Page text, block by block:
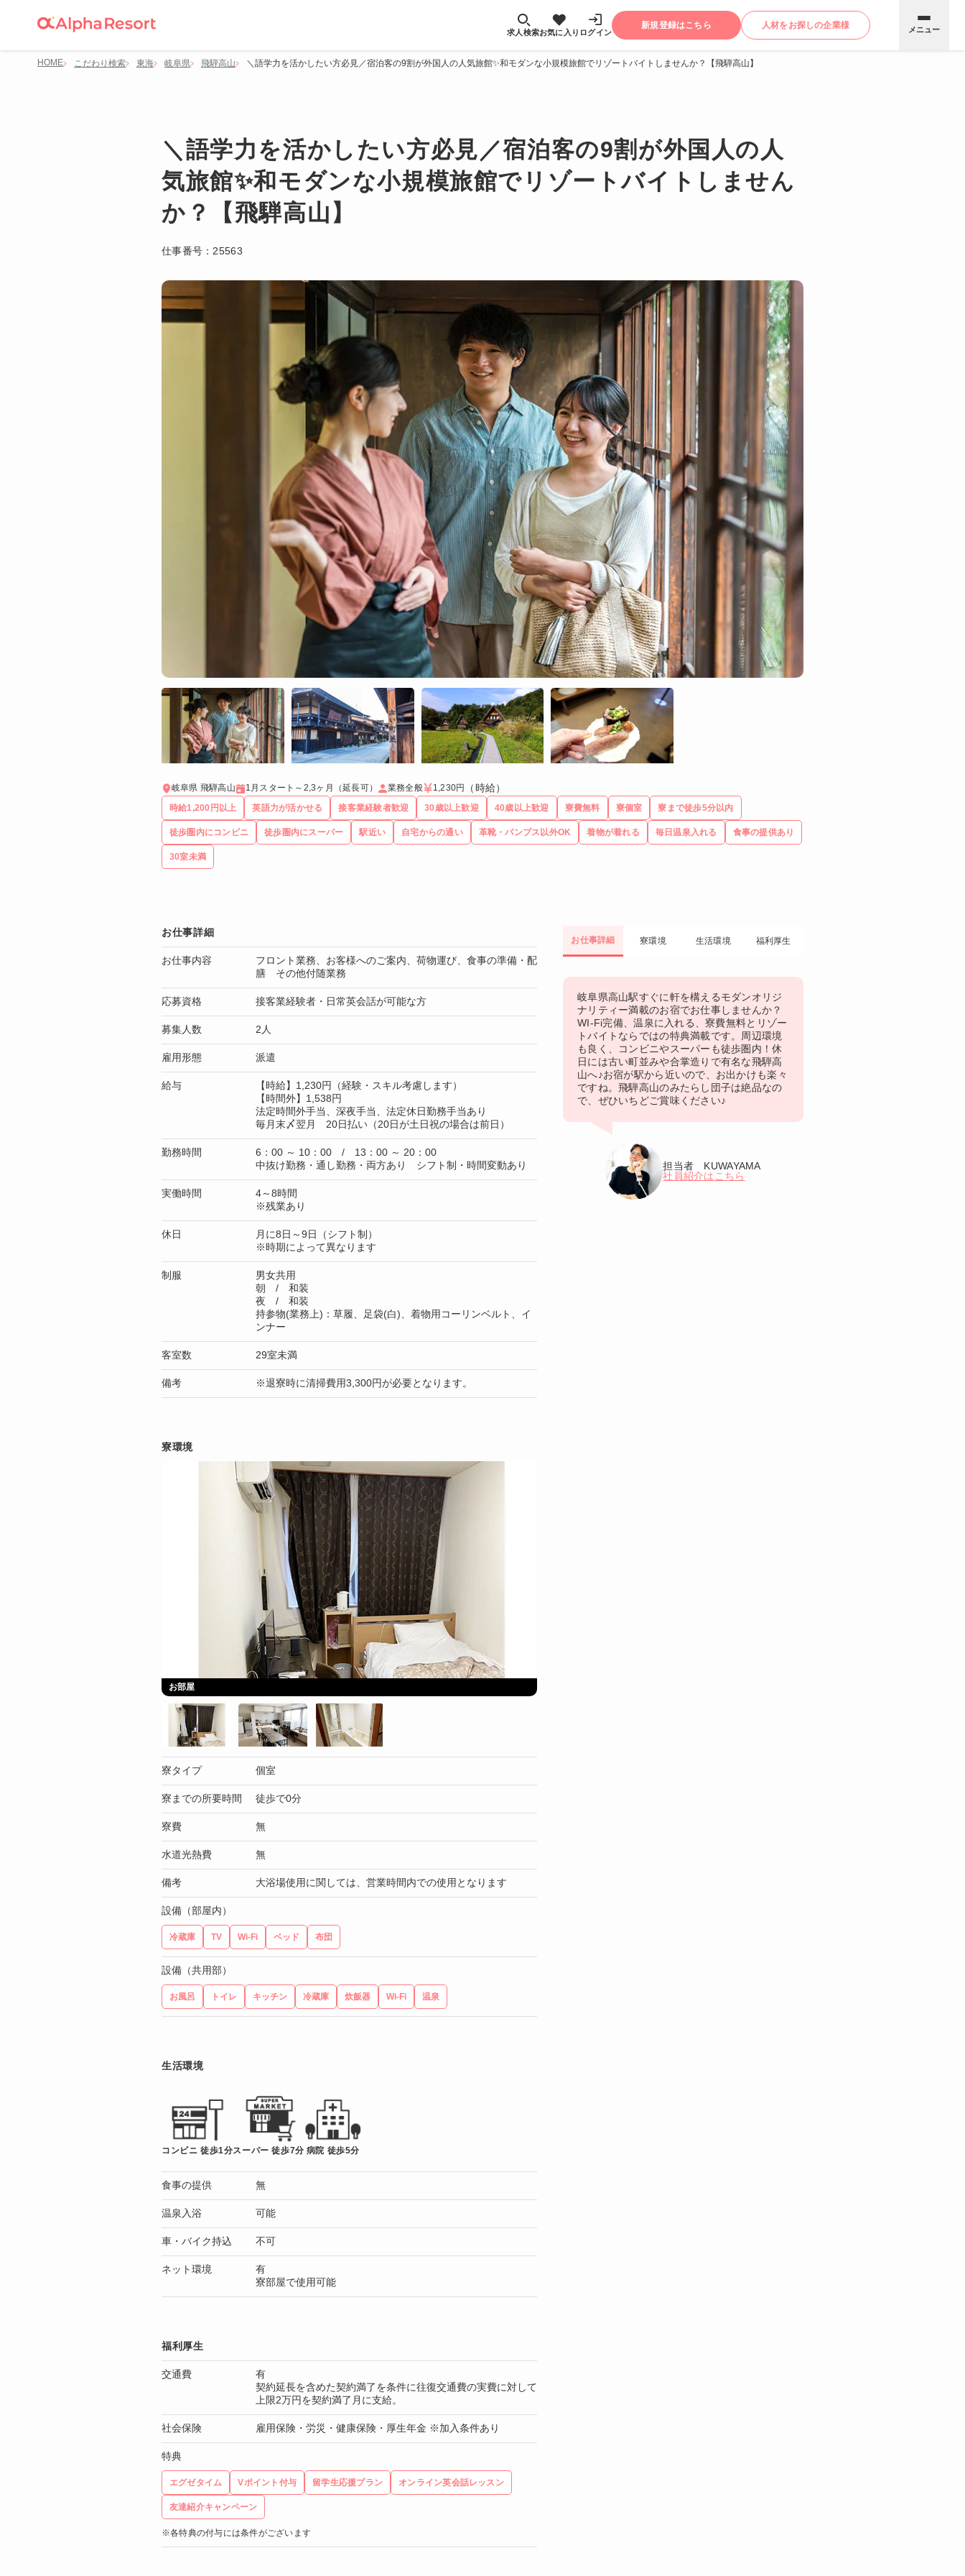
求人検索お気に入り ログイン
新規登録はこちら 人材をお探しの企業様 メニュー
HOME こだわり検索 東海 岐阜県 飛騨高山 ＼語学力を活かしたい方必見／宿泊客の9割が外国人の人気旅館✨和モダンな小規模旅館でリゾートバイトしませんか？【飛騨高山】
＼語学力を活かしたい方必見／宿泊客の9割が外国人の人
気旅館✨和モダンな小規模旅館でリゾートバイトしません
か？【飛騨高山】
仕事番号： 25563
岐阜県 飛騨高山 1月スタート～2,3ヶ月（延長可） 業務全般 1,230円 （時給）
時給1,200円以上 英語力が活かせる 接客業経験者歓迎 30歳以上歓迎 40歳以上歓迎 寮費無料 寮個室 寮まで徒歩5分以内
徒歩圏内にコンビニ 徒歩圏内にスーパー 駅近い 自宅からの通い 革靴・パンプス以外OK 着物が着れる 毎日温泉入れる 食事の提供あり
30室未満
お仕事詳細 寮環境 生活環境 福利厚生
岐阜県高山駅すぐに軒を構えるモダンオリジ
ナリティー満載のお宿でお仕事しませんか？
WI-Fi完備、温泉に入れる、寮費無料とリゾー
トバイトならではの特典満載です。周辺環境
も良く、コンビニやスーパーも徒歩圏内！休
日には古い町並みや合掌造りで有名な飛騨高
山へ♪お宿が駅から近いので、お出かけも楽々
ですね。飛騨高山のみたらし団子は絶品なの
で、ぜひいちどご賞味ください♪
担当者 KUWAYAMA
社員紹介はこちら
お仕事詳細
お仕事内容
フロント業務、お客様へのご案内、荷物運び、食事の準備・配
膳 その他付随業務
応募資格 接客業経験者・日常英会話が可能な方
募集人数 2人
雇用形態 派遣
給与
【時給】1,230円（経験・スキル考慮します）
【時間外】1,538円
法定時間外手当、深夜手当、法定休日勤務手当あり
毎月末〆翌月 20日払い（20日が土日祝の場合は前日）
勤務時間
6：00 ～ 10：00 / 13：00 ～ 20：00
中抜け勤務・通し勤務・両方あり シフト制・時間変動あり
実働時間
4～8時間
※残業あり
休日
月に8日～9日（シフト制）
※時期によって異なります
制服
男女共用
朝 / 和装
夜 / 和装
持参物(業務上)：草履、足袋(白)、着物用コーリンベルト、イ
ンナー
客室数 29室未満
備考 ※退寮時に清掃費用3,300円が必要となります。
寮環境
お部屋
寮タイプ 個室
寮までの所要時間 徒歩で0分
寮費 無
水道光熱費 無
備考 大浴場使用に関しては、営業時間内での使用となります
設備（部屋内）
冷蔵庫 TV Wi-Fi ベッド 布団
設備（共用部）
お風呂 トイレ キッチン 冷蔵庫 炊飯器 Wi-Fi 温泉
生活環境
コンビニ 徒歩1分スーパー 徒歩7分 病院 徒歩5分
食事の提供 無
温泉入浴 可能
車・バイク持込 不可
ネット環境
有
寮部屋で使用可能
福利厚生
交通費
有
契約延長を含めた契約満了を条件に往復交通費の実費に対して
上限2万円を契約満了月に支給。
社会保険 雇用保険・労災・健康保険・厚生年金 ※加入条件あり
特典
エグゼタイム Vポイント付与 留学生応援プラン オンライン英会話レッスン
友達紹介キャンペーン
※各特典の付与には条件がございます